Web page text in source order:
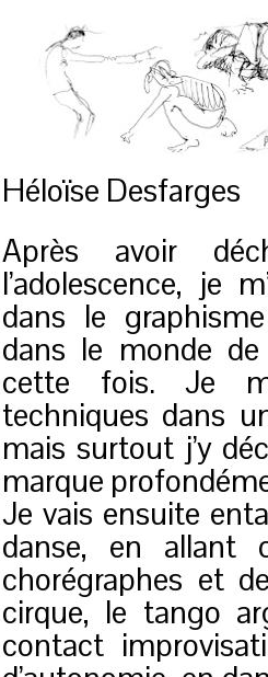
Héloïse Desfarges
Après avoir
l’adolescence, je
dans le
dans le monde
cette fois. Je
techniques dans
mais surtout j’y
marque
Je vais ensuite
danse, en allant
chorégraphes et
cirque, le tango
contact